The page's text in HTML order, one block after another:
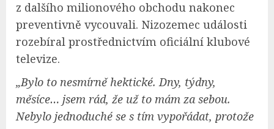
z dalšího milionového obchodu nakonec
preventivně vycouvali. Nizozemec události
rozebíral prostřednictvím oficiální klubové
televize.
„Bylo to nesmírně hektické. Dny, týdny,
měsíce… jsem rád, že už to mám za sebou.
Nebylo jednoduché se s tím vypořádat, protože